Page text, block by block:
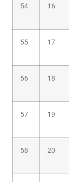
54 16
55 17
56 18
57 19
58 20